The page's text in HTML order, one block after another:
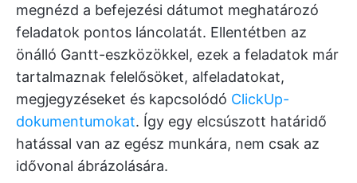
megnézd a befejezési dátumot meghatározó
feladatok pontos láncolatát. Ellentétben az
önálló Gantt-eszközökkel, ezek a feladatok már
tartalmaznak felelősöket, alfeladatokat,
megjegyzéseket és kapcsolódó ClickUp-
dokumentumokat. Így egy elcsúszott határidő
hatással van az egész munkára, nem csak az
idővonal ábrázolására.